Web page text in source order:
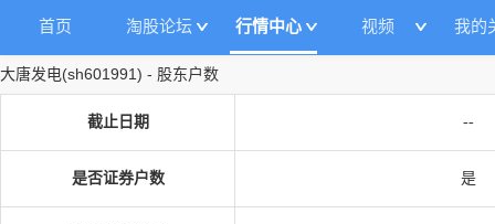
首页 淘股论坛 行情中心 视频 我的
大唐发电(sh601991) - 股东户数
截止日期 --
是否证券户数 是